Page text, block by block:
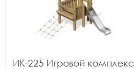
ИК-225 Игровой комплекс